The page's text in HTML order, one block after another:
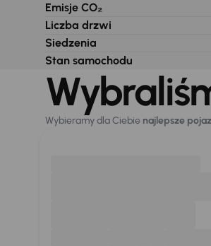
Emisje CO₂
Liczba drzwi
Siedzenia
Stan samochodu
Wybieramy dla Ciebie najlepsze